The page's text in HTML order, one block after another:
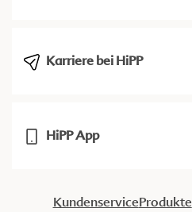
Karriere bei HiPP
HiPP App
KundenserviceProdukte